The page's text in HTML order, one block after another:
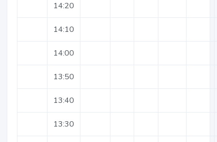
14:20
14:10
14:00
13:50
13:40
13:30